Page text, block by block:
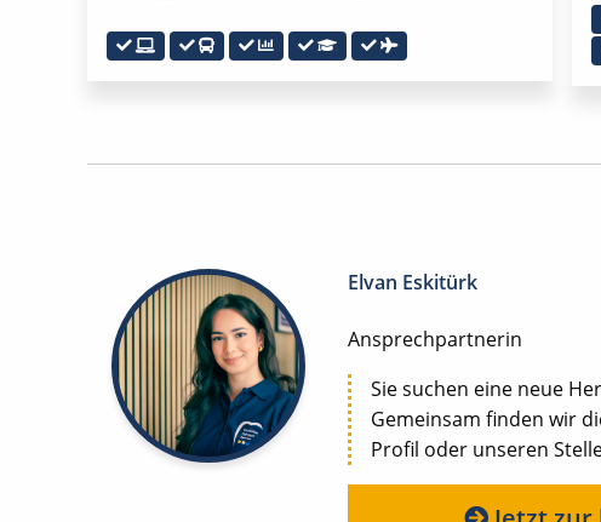
Elvan Eskitürk
Ansprechpartnerin
Sie suchen eine neue
Gemeinsam finden wir
Profil oder unseren